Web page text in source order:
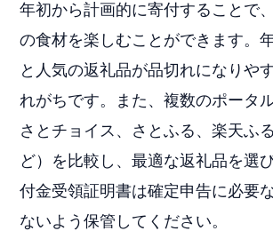
年初から計画的に寄付することで
の食材を楽しむことができます。
と人気の返礼品が品切れになりや
れがちです。また、複数のポータ
さとチョイス、さとふる、楽天ふ
ど）を比較し、最適な返礼品を選
付金受領証明書は確定申告に必要
ないよう保管してください。